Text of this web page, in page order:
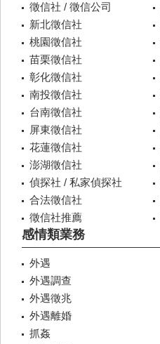
徵信社 / 徵信公司
新北徵信社
桃園徵信社
苗栗徵信社
彰化徵信社
南投徵信社
台南徵信社
屏東徵信社
花蓮徵信社
澎湖徵信社
偵探社 / 私家偵探社
合法徵信社
徵信社推薦
感情類業務
外遇
外遇調查
外遇徵兆
外遇離婚
抓姦